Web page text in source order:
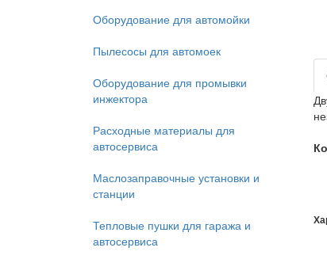
Оборудование для автомойки
Пылесосы для автомоек
Оборудование для промывки
инжектора
Расходные материалы для
автосервиса
Маслозаправочные установки и
станции
Тепловые пушки для гаража и
автосервиса